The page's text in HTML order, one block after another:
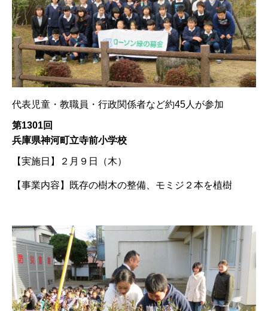
代表児童・教職員・行政関係者など約45人が参加
第1301回
兵庫県神河町立寺前小学校
【実施日】 ２月９日（木）
【事業内容】 既存の樹木の整備、モミジ２本を植樹